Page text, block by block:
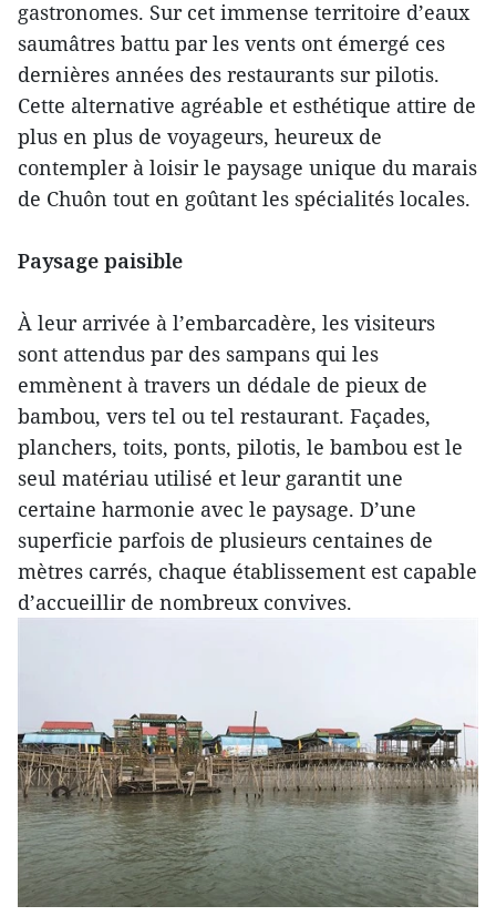
gastronomes. Sur cet immense territoire d’eaux
saumâtres battu par les vents ont émergé ces
dernières années des restaurants sur pilotis.
Cette alternative agréable et esthétique attire de
plus en plus de voyageurs, heureux de
contempler à loisir le paysage unique du marais
de Chuôn tout en goûtant les spécialités locales.
Paysage paisible
À leur arrivée à l’embarcadère, les visiteurs
sont attendus par des sampans qui les
emmènent à travers un dédale de pieux de
bambou, vers tel ou tel restaurant. Façades,
planchers, toits, ponts, pilotis, le bambou est le
seul matériau utilisé et leur garantit une
certaine harmonie avec le paysage. D’une
superficie parfois de plusieurs centaines de
mètres carrés, chaque établissement est capable
d’accueillir de nombreux convives.